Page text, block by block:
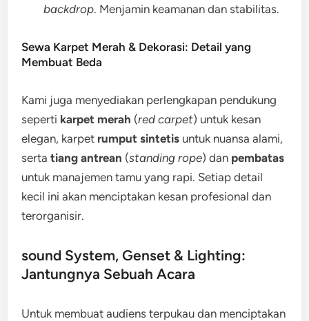
backdrop. Menjamin keamanan dan stabilitas.
Sewa Karpet Merah & Dekorasi: Detail yang
Membuat Beda
Kami juga menyediakan perlengkapan pendukung
seperti karpet merah (red carpet) untuk kesan
elegan, karpet rumput sintetis untuk nuansa alami,
sertatiang antrean (standing rope) dan pembatas
untuk manajemen tamu yang rapi. Setiap detail
kecil ini akan menciptakan kesan profesional dan
terorganisir.
sound System, Genset & Lighting:
Jantungnya Sebuah Acara
Untuk membuat audiens terpukau dan menciptakan